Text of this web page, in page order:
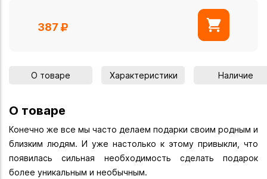
387
О товаре Характеристики Наличие
О товаре
Конечно же все мы часто делаем подарки своим родным и
близким людям. И уже настолько к этому привыкли, что
появилась сильная необходимость сделать подарок
более уникальным и необычным.